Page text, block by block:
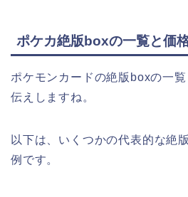
ポケカ絶版boxの一覧と価
ポケモンカードの絶版boxの一
伝えしますね。
以下は、いくつかの代表的な絶
例です。